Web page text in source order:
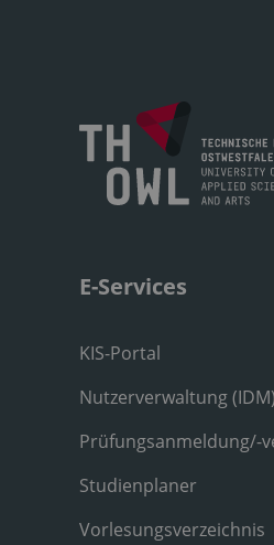
E-Services
KIS-Portal
Nutzerverwaltung (IDM)
Prüfungsanmeldung/-
Studienplaner
Vorlesungsverzeichnis